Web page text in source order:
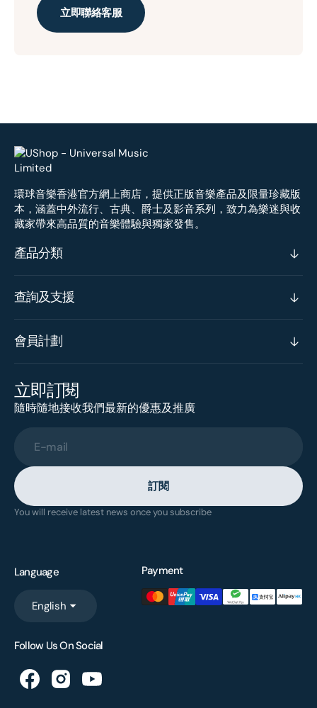
立即聯絡客服
環球音樂香港官方網上商店，提供正版音樂產品及限量珍藏版
本，涵蓋中外流行、古典、爵士及影音系列，致力為樂迷與收
藏家帶來高品質的音樂體驗與獨家發售。
產品分類
查詢及支援
會員計劃
立即訂閱
隨時隨地接收我們最新的優惠及推廣
E-mail
訂閱
You will receive latest news once you subscribe
Language
English
Payment
Follow Us On Social